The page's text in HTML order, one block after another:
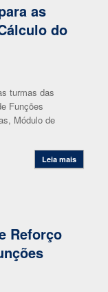
as
do
turmas das
Funções
Módulo de
Leia mais
Reforço